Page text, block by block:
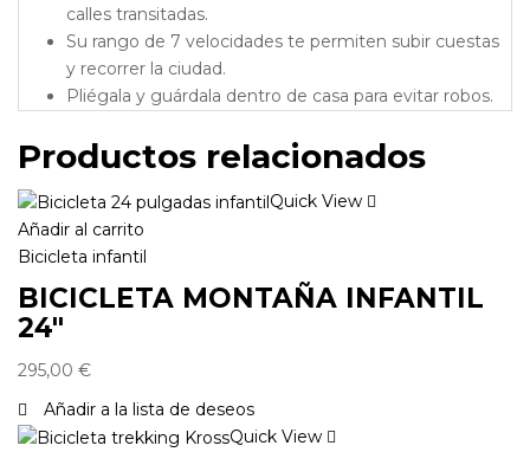
calles transitadas.
Su rango de 7 velocidades te permiten subir cuestas
y recorrer la ciudad.
Pliégala y guárdala dentro de casa para evitar robos.
Productos relacionados
Quick View
Añadir al carrito
Bicicleta infantil
BICICLETA MONTAÑA INFANTIL
24″
295,00 €
Añadir a la lista de deseos
Quick View